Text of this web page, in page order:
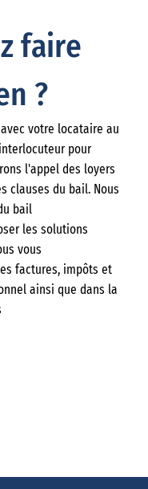
faire
?
votre locataire au
pour
l'appel des loyers
clauses du bail. Nous
bail
les solutions
vous
factures, impôts et
ainsi que dans la